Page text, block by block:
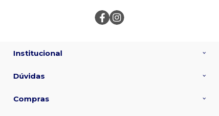
Institucional
Dúvidas
Compras